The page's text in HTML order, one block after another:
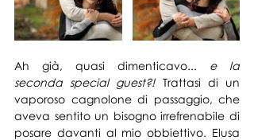
Ah già, quasi dimenticavo... e la
seconda special guest?! Trattasi di un
vaporoso cagnolone di passaggio, che
aveva sentito un bisogno irrefrenabile di
posare davanti al mio obbiettivo. Elusa